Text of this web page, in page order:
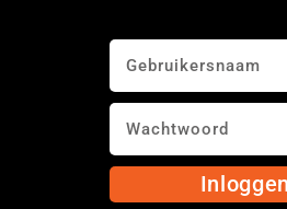
Inloggen